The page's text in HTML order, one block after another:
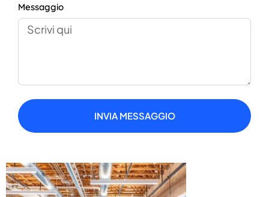
Messaggio
INVIA MESSAGGIO